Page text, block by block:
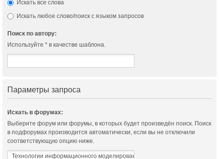
Искать все слова
Искать любое слово/поиск с языком запросов
Поиск по автору:
Используйте * в качестве шаблона.
Параметры запроса
Искать в форумах:
Выберите форум или форумы, в которых будет произведён поиск. Поиск
в подфорумах производится автоматически, если вы не отключили
соответствующую опцию ниже.